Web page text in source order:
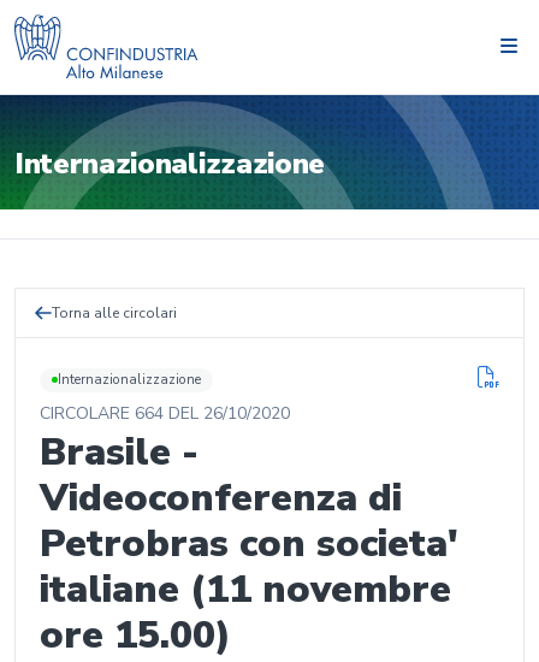
Internazionalizzazione
Torna alle circolari
Internazionalizzazione
CIRCOLARE 664 DEL 26/10/2020
Brasile -
Videoconferenza di
Petrobras con societa'
italiane (11 novembre
ore 15.00)